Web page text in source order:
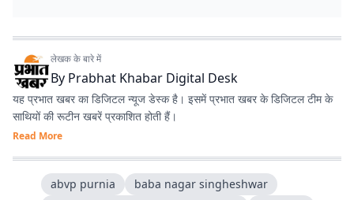
लेखक के बारे में
By Prabhat Khabar Digital Desk
यह प्रभात खबर का डिजिटल न्यूज डेस्क है। इसमें प्रभात खबर के डिजिटल टीम के
साथियों की रूटीन खबरें प्रकाशित होती हैं।
Read More
abvp purnia
baba nagar singheshwar